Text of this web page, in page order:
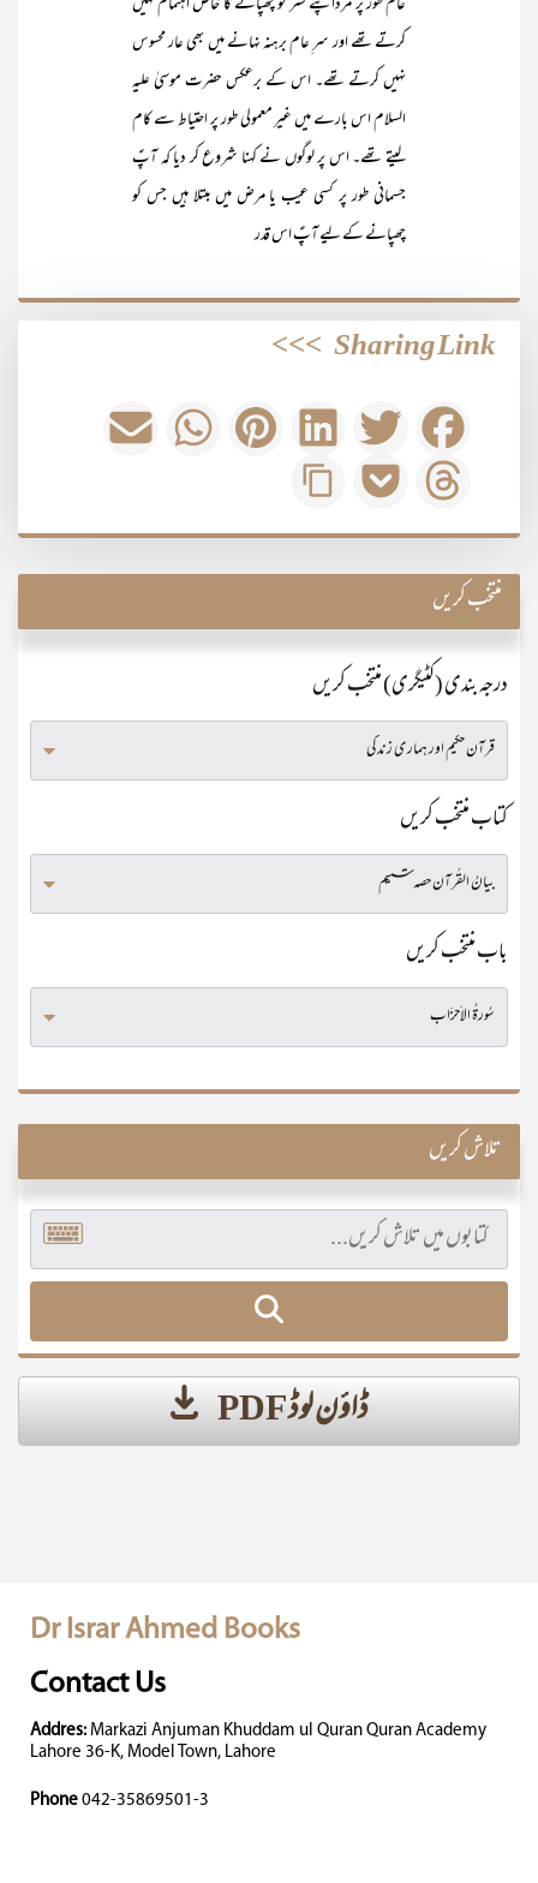
کرتے تھے اور سر ِعام برہنہ نہانے میں بھی عار محسوس
نہیں کرتے تھے۔ اس کے برعکس حضرت موسیٰ علیہ
السلام اس بارے میں غیر معمولی طور پر احتیاط سے کام
لیتے تھے۔ اس پر لوگوں نے کہنا شروع کر دیا کہ آپؑ
جسمانی طور پر کسی عیب یا مرض میں مبتلا ہیں جس کو
چھپانے کے لیے آپؑ اس قدر
Sharing Link
>>>
منتخب کریں
درجہ بندی (کٹیگری) منتخب کریں
کتاب منتخب کریں
باب منتخب کریں
تلاش کریں
ڈاؤن لوڈ PDF
Dr Israr Ahmed Books
Contact Us
Addres: Markazi Anjuman Khuddam ul Quran Quran Academy
Lahore 36-K, Model Town, Lahore
Phone 042-35869501-3